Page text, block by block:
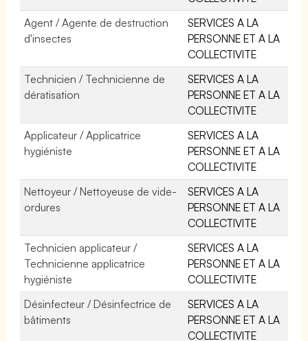
Agent / Agente de destruction
d'insectes
SERVICES A LA
PERSONNE ET A LA
COLLECTIVITE
Technicien / Technicienne de
dératisation
SERVICES A LA
PERSONNE ET A LA
COLLECTIVITE
Applicateur / Applicatrice
hygiéniste
SERVICES A LA
PERSONNE ET A LA
COLLECTIVITE
Nettoyeur / Nettoyeuse de vide-
ordures
SERVICES A LA
PERSONNE ET A LA
COLLECTIVITE
Technicien applicateur /
Technicienne applicatrice
hygiéniste
SERVICES A LA
PERSONNE ET A LA
COLLECTIVITE
Désinfecteur / Désinfectrice de
bâtiments
SERVICES A LA
PERSONNE ET A LA
COLLECTIVITE